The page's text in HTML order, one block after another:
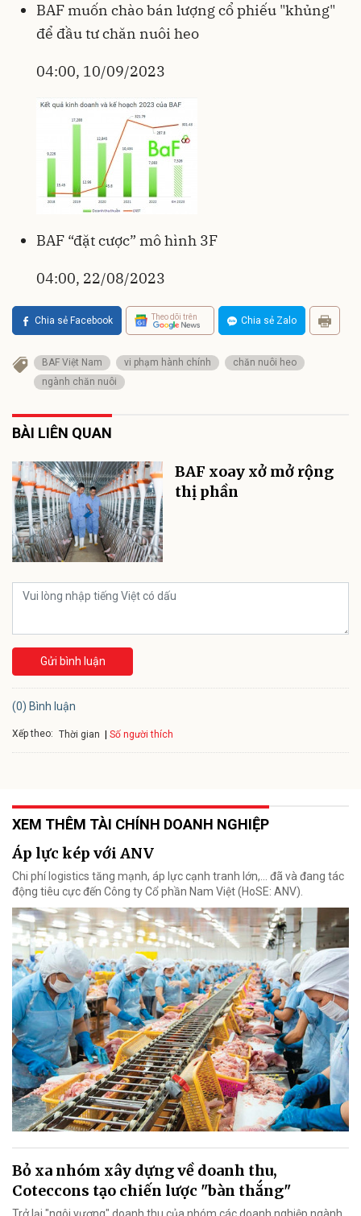
BAF muốn chào bán lượng cổ phiếu "khủng"
để đầu tư chăn nuôi heo
04:00, 10/09/2023
BAF “đặt cược” mô hình 3F
04:00, 22/08/2023
Chia sẻ Facebook Theo dõi trên Chia sẻ Zalo
BAF Việt Nam vi phạm hành chính
chăn nuôi heo
ngành chăn nuôi
BÀI LIÊN QUAN
BAF xoay xở mở rộng
thị phần
Gửi bình luận
(0) Bình luận
Xếp theo: Thời gian Số người thích
XEM THÊM TÀI CHÍNH DOANH NGHIỆP
Áp lực kép với ANV
Chi phí logistics tăng mạnh, áp lực cạnh tranh lớn,... đã và đang tác
động tiêu cực đến Công ty Cổ phần Nam Việt (HoSE: ANV).
Bỏ xa nhóm xây dựng về doanh thu,
Coteccons tạo chiến lược "bàn thắng"